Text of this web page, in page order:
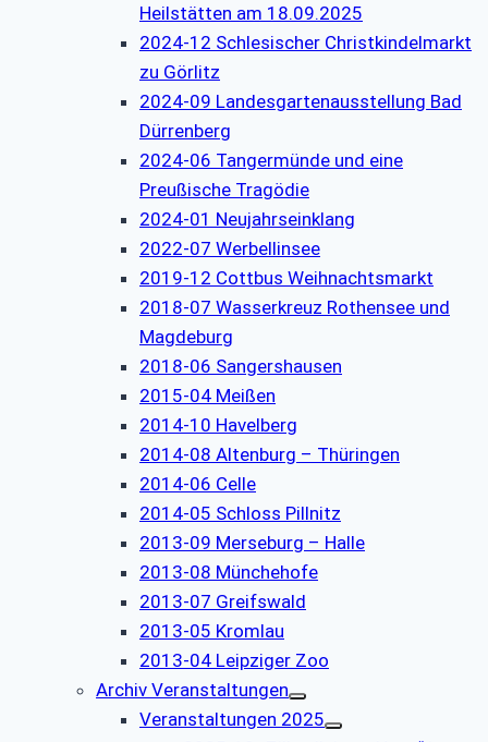
Heilstätten am 18.09.2025
2024-12 Schlesischer Christkindelmarkt
zu Görlitz
2024-09 Landesgartenausstellung Bad
Dürrenberg
2024-06 Tangermünde und eine
Preußische Tragödie
2024-01 Neujahrseinklang
2022-07 Werbellinsee
2019-12 Cottbus Weihnachtsmarkt
2018-07 Wasserkreuz Rothensee und
Magdeburg
2018-06 Sangershausen
2015-04 Meißen
2014-10 Havelberg
2014-08 Altenburg – Thüringen
2014-06 Celle
2014-05 Schloss Pillnitz
2013-09 Merseburg – Halle
2013-08 Münchehofe
2013-07 Greifswald
2013-05 Kromlau
2013-04 Leipziger Zoo
Archiv Veranstaltungen
Veranstaltungen 2025